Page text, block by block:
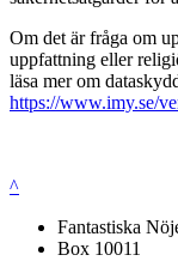
Om det är fråga om
uppfattning eller
läsa mer om
https://www.imy.se/
^
Fantastiska
Box 10011